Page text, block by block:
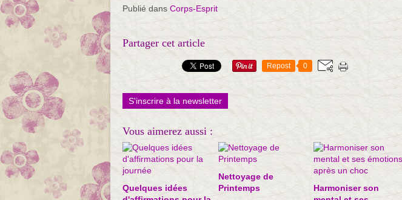
Publié dans Corps-Esprit
Partager cet article
Repost 0
S'inscrire à la newsletter
Vous aimerez aussi :
Quelques idées
Nettoyage de
Printemps
Harmoniser son